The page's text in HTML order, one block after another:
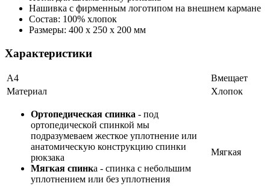
Нашивка с фирменным логотипом на внешнем кармане
Состав: 100% хлопок
Размеры: 400 х 250 х 200 мм
Характеристики
А4
Вмещает
Материал
Хлопок
Ортопедическая спинка - под
ортопедической спинкой мы
подразумеваем жесткое уплотнение или
анатомическую конструкцию спинки
рюкзака
Мягкая спинка - спинка с небольшим
уплотнением или без уплотнения
Мягкая